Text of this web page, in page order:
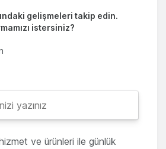
gelişmeleri takip edin.
istersiniz?
ve ürünleri ile günlük